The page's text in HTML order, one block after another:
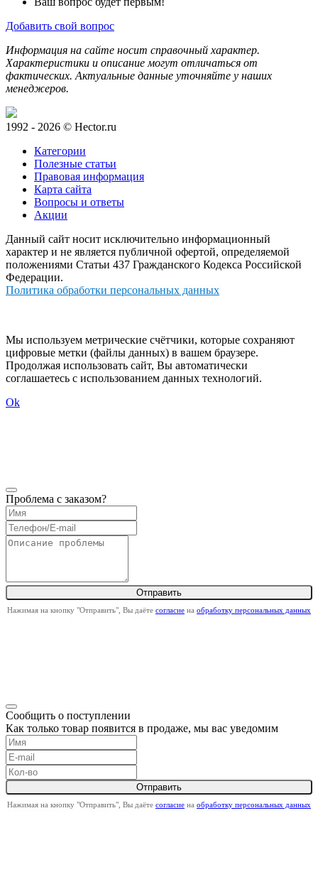
Добавить свой вопрос
Информация на сайте носит справочный характер.
Характеристики и описание могут отличаться от
фактических. Актуальные данные уточняйте у наших
менеджеров.
1992 - 2026 © Hector.ru
Категории
Полезные статьи
Правовая информация
Карта сайта
Вопросы и ответы
Акции
Данный сайт носит исключительно информационный
характер и не является публичной офертой, определяемой
положениями Статьи 437 Гражданского Кодекса Российской
Федерации.
Политика обработки персональных данных
Мы используем метрические счётчики, которые сохраняют
цифровые метки (файлы данных) в вашем браузере.
Продолжая использовать сайт, Вы автоматически
соглашаетесь с использованием данных технологий.
Ok
Проблема с заказом?
Нажимая на кнопку "Отправить", Вы даёте согласие на обработку персональных данных
Сообщить о поступлении
Как только товар появится в продаже, мы вас уведомим
Нажимая на кнопку "Отправить", Вы даёте согласие на обработку персональных данных